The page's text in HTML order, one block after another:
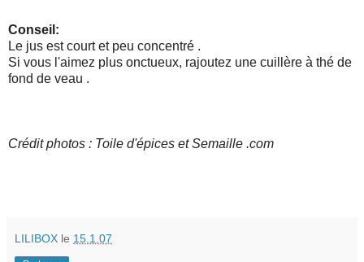
Conseil:
Le jus est court et peu concentré .
Si vous l'aimez plus onctueux, rajoutez une cuillère à thé de
fond de veau .
Crédit photos : Toile d'épices et Semaille .com
LILIBOX le 15.1.07